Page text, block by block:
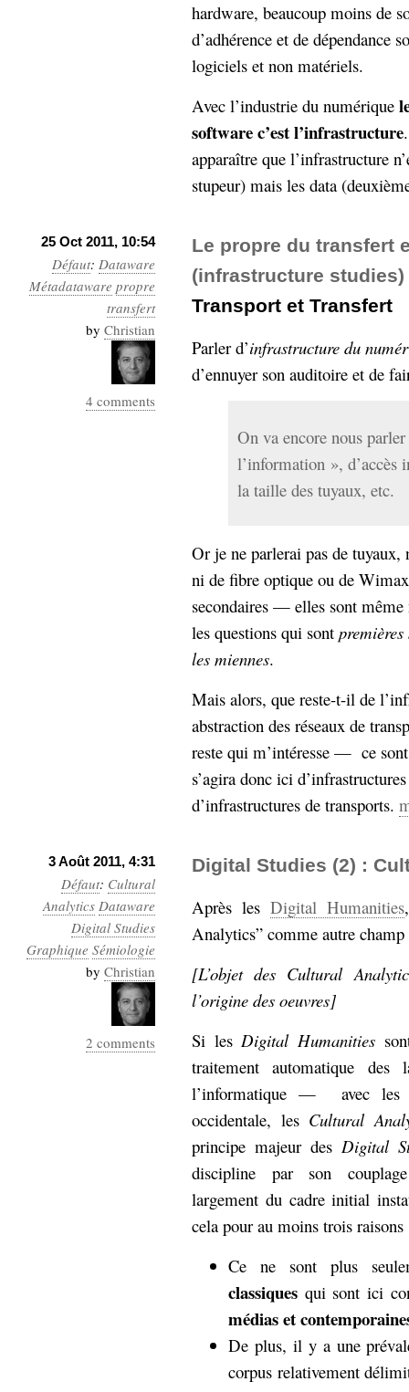
hardware, beaucoup moins de
d’adhérence et de dépendance
logiciels et non matériels.
Avec l’industrie du numérique
software c’est l’infrastructure
apparaître que l’infrastructure
stupeur) mais les data
25 Oct 2011, 10:54
Défaut: Dataware
Métadataware propre
transfert
by Christian
4 comments
Le propre du transfert
(infrastructure studies)
Transport et Transfert
Parler d’infrastructure du
d’ennuyer son auditoire et de
On va encore nous
l’information », d’accès
la taille des tuyaux, etc.
Or je ne parlerai pas de tuyaux,
ni de fibre optique ou de
secondaires — elles sont
les questions qui sont premières
les miennes.
Mais alors, que reste-t-il de
abstraction des réseaux de
reste qui m’intéresse — ce
s’agira donc ici
d’infrastructures de transports.
3 Août 2011, 4:31
Défaut: Cultural
Analytics Dataware
Digital Studies
Graphique Sémiologie
by Christian
2 comments
Digital Studies (2) :
Après les Digital Humanities
Analytics” comme autre
[L’objet des Cultural
l’origine des oeuvres]
Si lesDigital Humanities
traitement automatique des
l’informatique —
avec
occidentale, les Cultural
principe majeur des Digital
discipline par son
largement du cadre initial
cela pour au moins trois raisons
Ce ne sont plus
classiques qui sont ici
médias et
De plus, il y a une
corpus relativement